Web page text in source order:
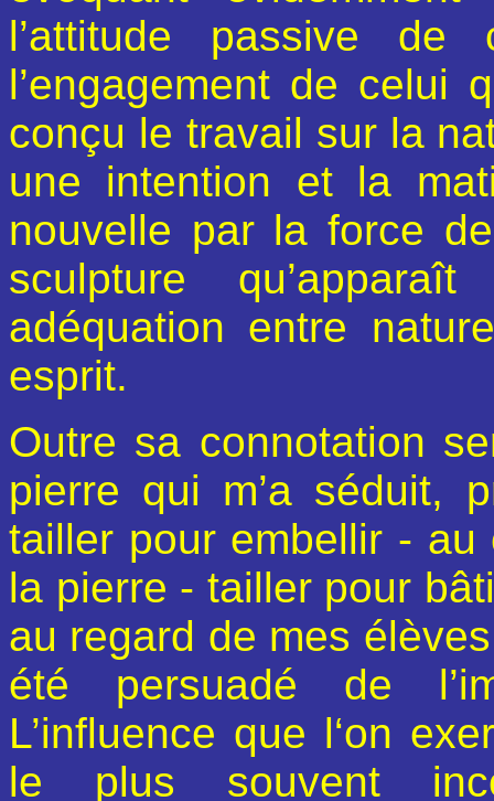
l’attitude passive
l’engagement de celui
conçu le travail sur la
une intention et la
nouvelle par la force
sculpture
adéquation entre
esprit.
Outre sa connotation
pierre qui m’a séduit,
tailler pour embellir -
la pierre - tailler pour
au regard de mes
été persuadé de
L’influence que l‘on
le plus souvent